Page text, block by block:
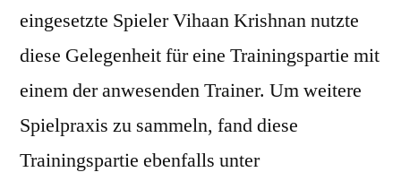
eingesetzte Spieler Vihaan Krishnan nutzte
diese Gelegenheit für eine Trainingspartie mit
einem der anwesenden Trainer. Um weitere
Spielpraxis zu sammeln, fand diese
Trainingspartie ebenfalls unter